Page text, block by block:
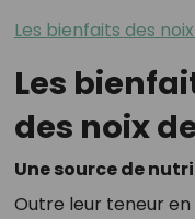
Les bienfaits des
Les
des noix
Une source de
Outre leur teneur en